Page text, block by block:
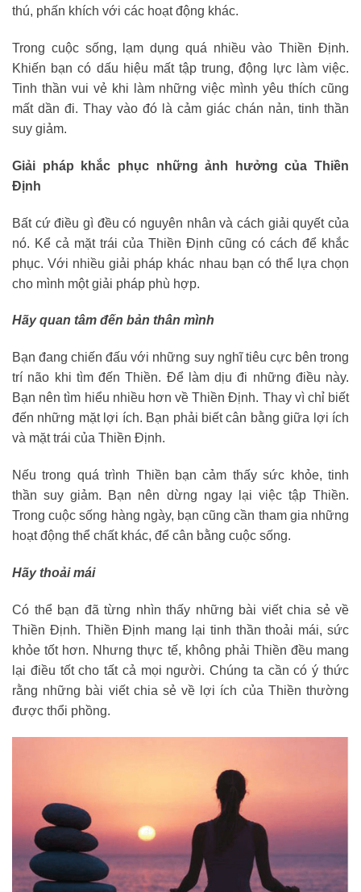
thú, phấn khích với các hoạt động khác.
Trong cuộc sống, lạm dụng quá nhiều vào Thiền Định.
Khiến bạn có dấu hiệu mất tập trung, động lực làm việc.
Tinh thần vui vẻ khi làm những việc mình yêu thích cũng
mất dần đi. Thay vào đó là cảm giác chán nản, tinh thần
suy giảm.
Giải pháp khắc phục những ảnh hưởng của Thiền
Định
Bất cứ điều gì đều có nguyên nhân và cách giải quyết của
nó. Kể cả mặt trái của Thiền Định cũng có cách để khắc
phục. Với nhiều giải pháp khác nhau bạn có thể lựa chọn
cho mình một giải pháp phù hợp.
Hãy quan tâm đến bản thân mình
Bạn đang chiến đấu với những suy nghĩ tiêu cực bên trong
trí não khi tìm đến Thiền. Để làm dịu đi những điều này.
Bạn nên tìm hiểu nhiều hơn về Thiền Định. Thay vì chỉ biết
đến những mặt lợi ích. Bạn phải biết cân bằng giữa lợi ích
và mặt trái của Thiền Định.
Nếu trong quá trình Thiền bạn cảm thấy sức khỏe, tinh
thần suy giảm. Bạn nên dừng ngay lại việc tập Thiền.
Trong cuộc sống hàng ngày, bạn cũng cần tham gia những
hoạt động thể chất khác, để cân bằng cuộc sống.
Hãy thoải mái
Có thể bạn đã từng nhìn thấy những bài viết chia sẻ về
Thiền Định. Thiền Định mang lại tinh thần thoải mái, sức
khỏe tốt hơn. Nhưng thực tế, không phải Thiền đều mang
lại điều tốt cho tất cả mọi người. Chúng ta cần có ý thức
rằng những bài viết chia sẻ về lợi ích của Thiền thường
được thổi phồng.